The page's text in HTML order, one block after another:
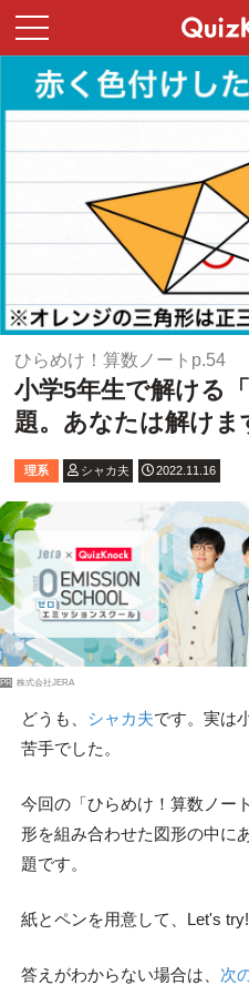
ひらめけ！算数ノートp.54
小学5年生で解ける
題。あなたは解けま
理系 シャカ夫 2022.11.16
PR 株式会社JERA
どうも、 シャカ夫です。実は
苦手でした。
今回の「ひらめけ！算数ノー
形を組み合わせた図形の中に
題です。
紙とペンを用意して、Let's try!
答えがわからない場合は、 次